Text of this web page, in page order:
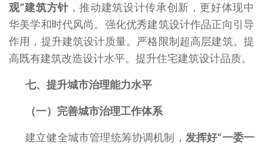
观”建筑方针，推动建筑设计传承创新，更好体现中
华美学和时代风尚。强化优秀建筑设计作品正向引导
作用，提升建筑设计质量。严格限制超高层建筑。提
高既有建筑改造设计水平。提升住宅建筑设计品质。
七、提升城市治理能力水平
（一）完善城市治理工作体系
建立健全城市管理统筹协调机制， 发挥好“一委一